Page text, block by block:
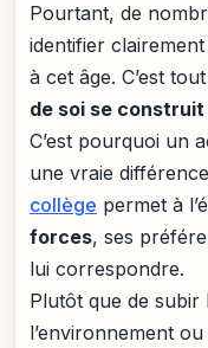
Pourtant, de
identifier
à cet âge. C’est
de soi se
C’est pourquoi un
une vraie
collège permet à
forces, ses
lui correspondre.
Plutôt que de subir
l’environnement